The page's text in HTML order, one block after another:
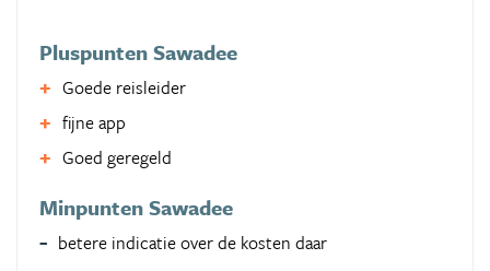
Pluspunten Sawadee
Goede reisleider
fijne app
Goed geregeld
Minpunten Sawadee
betere indicatie over de kosten daar